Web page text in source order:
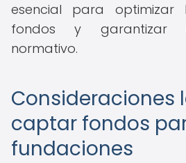
esencial para
fondos y garantizar
normativo.
Consideraciones
captar fondos
fundaciones